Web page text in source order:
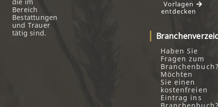
Bereich
Bestattungen
und Trauer
tätig sind.
Vorlagen
entdecken
Haben Sie
Fragen zum
Möchten
Sie einen
kostenfreien
Eintrag ins